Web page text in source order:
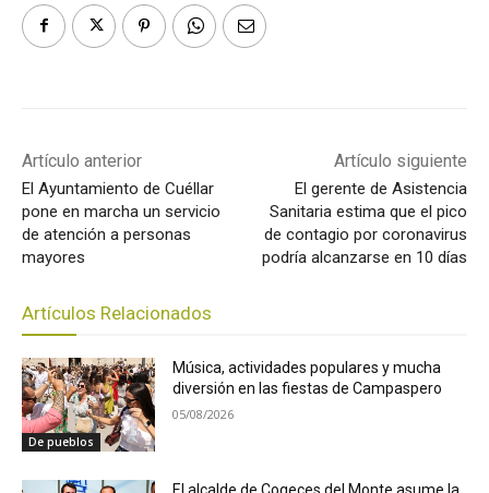
Artículo anterior
El Ayuntamiento de Cuéllar
pone en marcha un servicio
de atención a personas
mayores
Artículo siguiente
El gerente de Asistencia
Sanitaria estima que el pico
de contagio por coronavirus
podría alcanzarse en 10 días
Artículos Relacionados
De pueblos
Música, actividades populares y mucha
diversión en las fiestas de Campaspero
05/08/2026
El alcalde de Cogeces del Monte asume la